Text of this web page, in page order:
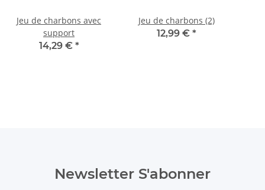
Jeu de charbons avec
support
14,29 € *
Jeu de charbons (2)
12,99 € *
Newsletter S'abonner